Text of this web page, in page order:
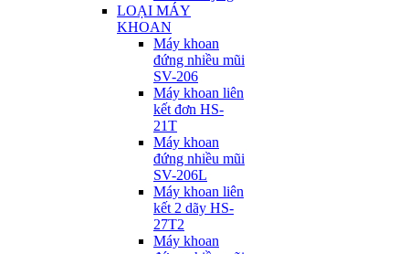
LOẠI MÁY
KHOAN
Máy khoan
đứng nhiều mũi
SV-206
Máy khoan liên
kết đơn HS-
21T
Máy khoan
đứng nhiều mũi
SV-206L
Máy khoan liên
kết 2 dãy HS-
27T2
Máy khoan